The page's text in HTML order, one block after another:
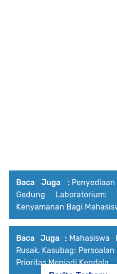
Baca Juga :
Gedung Laboratorium:
Kenyamanan Bagi
Baca Juga : Mahasiswa
Rusak, Kasubag:
Prioritas Menjadi Kendala